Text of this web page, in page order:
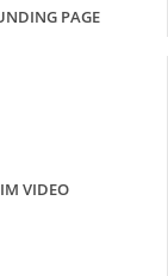
PAGE
VIDEO